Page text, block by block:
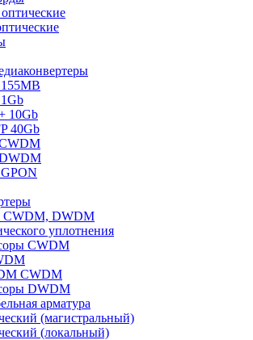
10Gb
40Gb
CWDM, DWDM
уплотнения
CWDM
CWDM
DWDM
арматура
(магистральный)
(локальный)